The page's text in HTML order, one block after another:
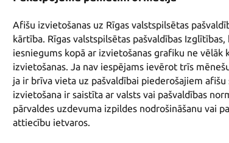
Afišu izvietošanas uz Rīgas valstspilsētas
kārtība. Rīgas valstspilsētas pašvaldības
iesniegums kopā ar izvietošanas grafiku ne vēlāk
izvietošanas. Ja nav iespējams ievērot trīs
ja ir brīva vieta uz pašvaldībai piederošajiem
izvietošana ir saistīta ar valsts vai pašvaldības
pārvaldes uzdevuma izpildes nodrošināšanu vai
attiecību ietvaros.